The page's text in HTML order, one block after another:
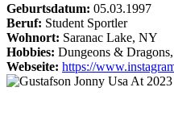
Geburtsdatum: 05.03.1997
Beruf: Student Sportler
Wohnort: Saranac Lake, NY
Hobbies: Dungeons &
Webseite: https://